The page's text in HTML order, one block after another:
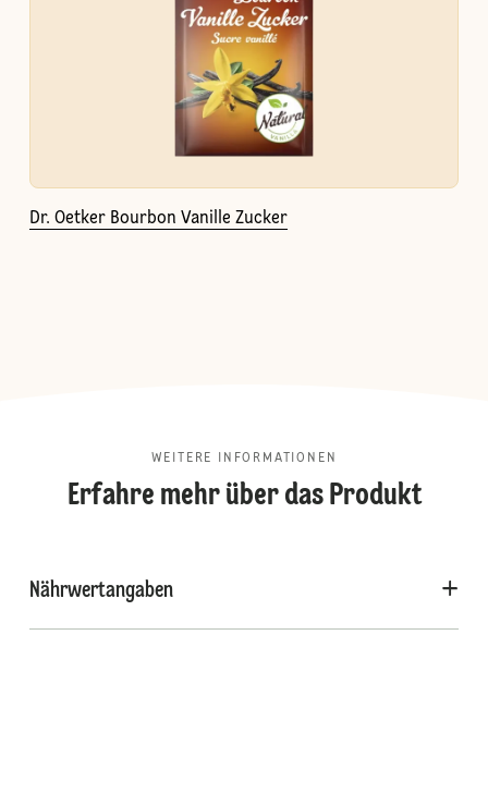
Dr. Oetker Bourbon Vanille Zucker
WEITERE INFORMATIONEN
Erfahre mehr über das Produkt
Nährwertangaben